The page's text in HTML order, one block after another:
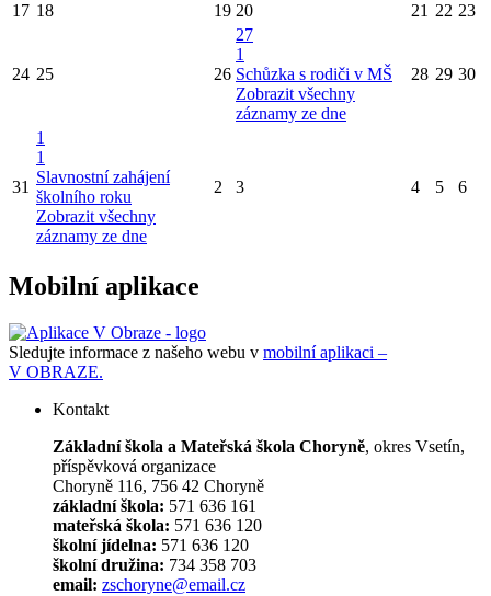
17 18 19 20 21 22 23
24 25 26
27
1
Schůzka s rodiči v MŠ
Zobrazit všechny
záznamy ze dne
28 29 30
31
1
1
Slavnostní zahájení
školního roku
Zobrazit všechny
záznamy ze dne
2 3 4 5 6
Mobilní aplikace
Sledujte informace z našeho webu v mobilní aplikaci –
V OBRAZE.
Kontakt
Základní škola a Mateřská škola Choryně, okres Vsetín,
příspěvková organizace
Choryně 116, 756 42 Choryně
základní škola: 571 636 161
mateřská škola: 571 636 120
školní jídelna: 571 636 120
školní družina: 734 358 703
email: zschoryne@email.cz